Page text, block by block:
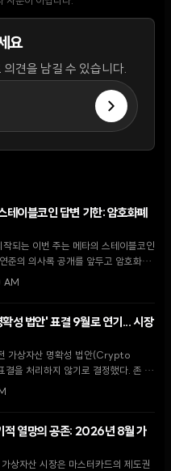
요
견을 남길 수 있습니다.
테이블코인 답변 기한: 암호화폐
되는 이번 주는 메타의 스테이블코인
준의 의사록 공개를 앞두고 암호화폐
적 변동성이 확대될 전망이다.
AM
성 법안' 표결 9월로 연기... 시장
가상자산 명확성 법안(Crypto
을 처리하지 않기로 결정했다. 존 튠
귀 후 최우선 과제로 다룰 것을 약속
적 열망의 공존: 2026년 8월 가
상자산 시장은 마스터카드의 제도권